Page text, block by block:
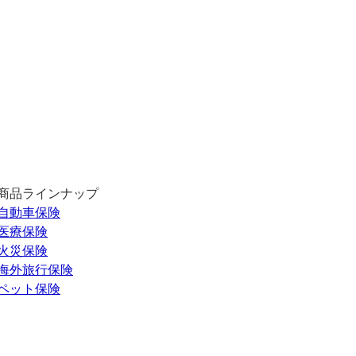
品ラインナップ
動車保険
療保険
災保険
外旅行保険
ット保険